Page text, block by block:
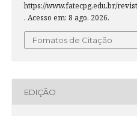
https://www.fatecpg.edu.br/
. Acesso em: 8 ago. 2026.
Fomatos de Citação
EDIÇÃO